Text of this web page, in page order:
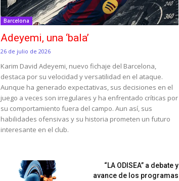
Barcelona
Adeyemi, una ‘bala’
26 de julio de 2026
Karim David Adeyemi, nuevo fichaje del Barcelona,
destaca por su velocidad y versatilidad en el ataque.
Aunque ha generado expectativas, sus decisiones en el
juego a veces son irregulares y ha enfrentado críticas por
su comportamiento fuera del campo. Aun así, sus
habilidades ofensivas y su historia prometen un futuro
interesante en el club.
“LA ODISEA” a debate y
avance de los programas